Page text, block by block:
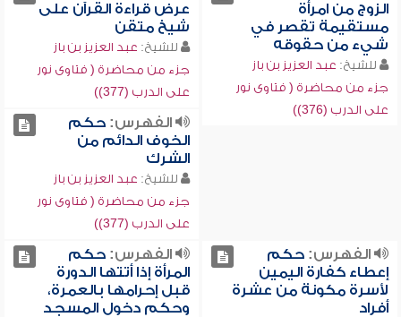
الزوج من امرأة
مستقيمة تقصر في
شيء من حقوقه
للشيخ: عبد العزيز بن باز
جزء من محاضرة ( فتاوى نور
على الدرب (376))
عرض قراءة القرآن على
شيخ متقن
للشيخ: عبد العزيز بن باز
جزء من محاضرة ( فتاوى نور
على الدرب (377))
الفهرس:حكم
الخوف الدائم من
الشرك
للشيخ: عبد العزيز بن باز
جزء من محاضرة ( فتاوى نور
على الدرب (377))
الفهرس:حكم
إعطاء كفارة اليمين
لأسرة مكونة من عشرة
أفراد
الفهرس:حكم
المرأة إذا أتتها الدورة
قبل إحرامها بالعمرة،
وحكم دخول المسجد